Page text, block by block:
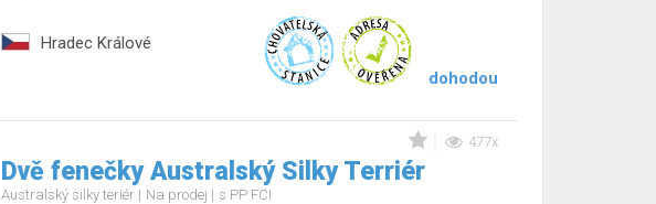
Hradec Králové
dohodou
477x
Dvě fenečky Australský Silky Terriér
Australský silky teriér Na prodej s PP FCI